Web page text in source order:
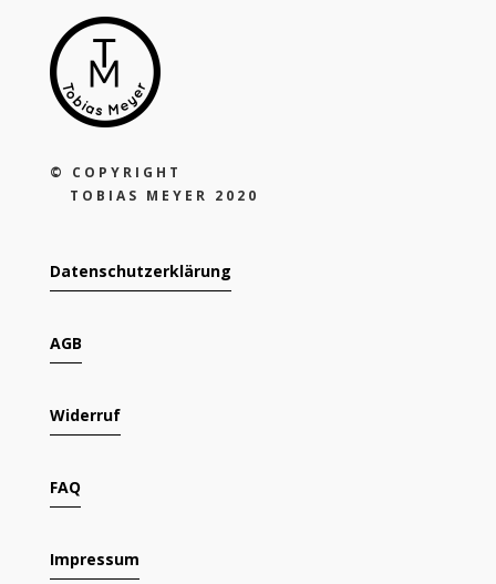
© COPYRIGHT
TOBIAS MEYER 2020
Datenschutzerklärung
AGB
Widerruf
FAQ
Impressum